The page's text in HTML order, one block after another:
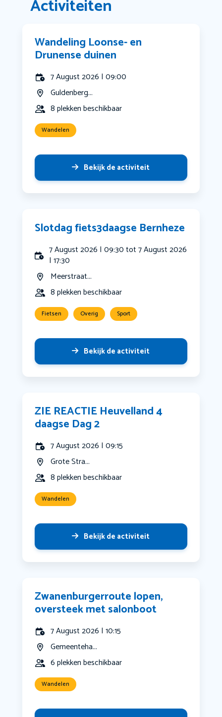
Activiteiten
Wandeling Loonse- en
Drunense duinen
7 August 2026 | 09:00
Guldenberg...
8 plekken beschikbaar
Wandelen
Bekijk de activiteit
Slotdag fiets3daagse Bernheze
7 August 2026 | 09:30 tot 7 August 2026
| 17:30
Meerstraat...
8 plekken beschikbaar
Fietsen Overig Sport
Bekijk de activiteit
ZIE REACTIE Heuvelland 4
daagse Dag 2
7 August 2026 | 09:15
Grote Stra...
8 plekken beschikbaar
Wandelen
Bekijk de activiteit
Zwanenburgerroute lopen,
oversteek met salonboot
7 August 2026 | 10:15
Gemeenteha...
6 plekken beschikbaar
Wandelen